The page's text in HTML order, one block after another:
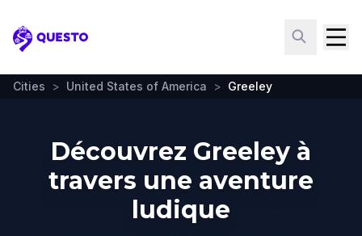
Questo
Cities > United States of America > Greeley
Découvrez Greeley à
travers une aventure
ludique